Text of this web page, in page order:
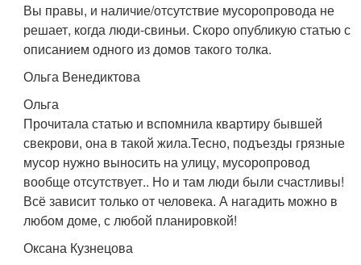
Вы правы, и наличие/отсутствие мусоропровода не
решает, когда люди-свиньи. Скоро опубликую статью с
описанием одного из домов такого толка.
Ольга Венедиктова
Ольга
Прочитала статью и вспомнила квартиру бывшей
свекрови, она в такой жила.Тесно, подъезды грязные
мусор нужно выносить на улицу, мусоропровод
вообще отсутствует.. Но и там люди были счастливы!
Всё зависит только от человека. А нагадить можно в
любом доме, с любой планировкой!
Оксана Кузнецова